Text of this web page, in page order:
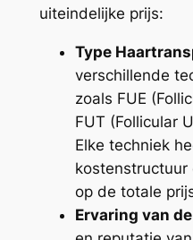
uiteindelijke prijs:
Type
verschillende
zoals FUE
FUT (Follicular
Elke techniek
kostenstructuur
op de totale
Ervaring van